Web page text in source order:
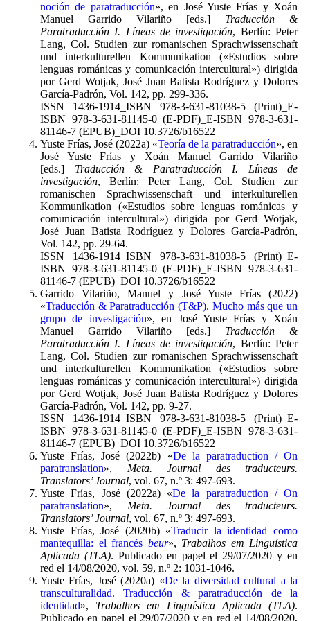
noción de paratraducción», en José Yuste Frías y Xoán
Manuel Garrido Vilariño [eds.] Traducción &
Paratraducción I. Líneas de investigación, Berlín: Peter
Lang, Col. Studien zur romanischen Sprachwissenschaft
und interkulturellen Kommunikation («Estudios sobre
lenguas románicas y comunicación intercultural») dirigida
por Gerd Wotjak, José Juan Batista Rodríguez y Dolores
García-Padrón, Vol. 142, pp. 299-336.
ISSN 1436-1914_ISBN 978-3-631-81038-5 (Print)_E-
ISBN 978-3-631-81145-0 (E-PDF)_E-ISBN 978-3-631-
81146-7 (EPUB)_DOI 10.3726/b16522
Yuste Frías, José (2022a) «Teoría de la paratraducción», en
José Yuste Frías y Xoán Manuel Garrido Vilariño
[eds.] Traducción & Paratraducción I. Líneas de
investigación, Berlín: Peter Lang, Col. Studien zur
romanischen Sprachwissenschaft und interkulturellen
Kommunikation («Estudios sobre lenguas románicas y
comunicación intercultural») dirigida por Gerd Wotjak,
José Juan Batista Rodríguez y Dolores García-Padrón,
Vol. 142, pp. 29-64.
ISSN 1436-1914_ISBN 978-3-631-81038-5 (Print)_E-
ISBN 978-3-631-81145-0 (E-PDF)_E-ISBN 978-3-631-
81146-7 (EPUB)_DOI 10.3726/b16522
Garrido Vilariño, Manuel y José Yuste Frías (2022)
«Traducción & Paratraducción (T&P). Mucho más que un
grupo de investigación», en José Yuste Frías y Xoán
Manuel Garrido Vilariño [eds.] Traducción &
Paratraducción I. Líneas de investigación, Berlín: Peter
Lang, Col. Studien zur romanischen Sprachwissenschaft
und interkulturellen Kommunikation («Estudios sobre
lenguas románicas y comunicación intercultural») dirigida
por Gerd Wotjak, José Juan Batista Rodríguez y Dolores
García-Padrón, Vol. 142, pp. 9-27.
ISSN 1436-1914_ISBN 978-3-631-81038-5 (Print)_E-
ISBN 978-3-631-81145-0 (E-PDF)_E-ISBN 978-3-631-
81146-7 (EPUB)_DOI 10.3726/b16522
Yuste Frías, José (2022b) «De la paratraduction / On
paratranslation», Meta. Journal des traducteurs.
Translators’ Journal, vol. 67, n.º 3: 497-693.
Yuste Frías, José (2022a) «De la paratraduction / On
paratranslation», Meta. Journal des traducteurs.
Translators’ Journal, vol. 67, n.º 3: 497-693.
Yuste Frías, José (2020b) «Traducir la identidad como
mantequilla: el francés beur», Trabalhos em Linguística
Aplicada (TLA). Publicado en papel el 29/07/2020 y en
red el 14/08/2020, vol. 59, n.º 2: 1031-1046.
Yuste Frías, José (2020a) «De la diversidad cultural a la
transculturalidad. Traducción & paratraducción de la
identidad», Trabalhos em Linguística Aplicada (TLA).
Publicado en papel el 29/07/2020 y en red el 14/08/2020,